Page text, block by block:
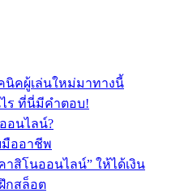
นิคผู้เล่นใหม่มาทางนี้
ไร ที่นี่มีคำตอบ!
อนไลน์?
มืออาชีพ
าสิโนออนไลน์” ให้ได้เงิน
กสล็อต